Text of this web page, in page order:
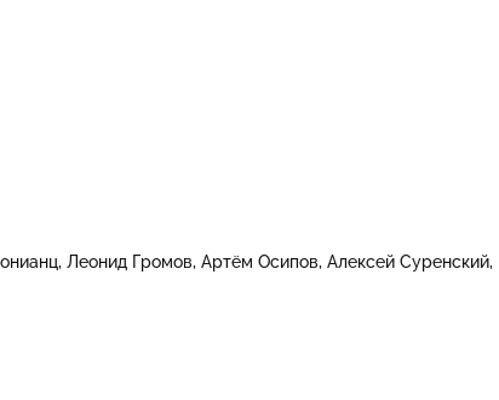
Леонид Громов Артём Осипов Алексей Суренский